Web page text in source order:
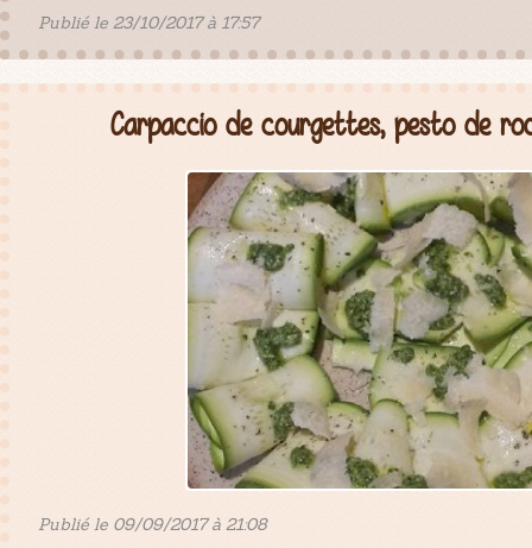
Publié le 23/10/2017 à 17:57
Carpaccio de courgettes, pesto de
Publié le 09/09/2017 à 21:08